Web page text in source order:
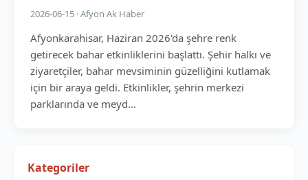
2026-06-15 · Afyon Ak Haber
Afyonkarahisar, Haziran 2026'da şehre renk
getirecek bahar etkinliklerini başlattı. Şehir halkı ve
ziyaretçiler, bahar mevsiminin güzelliğini kutlamak
için bir araya geldi. Etkinlikler, şehrin merkezi
parklarında ve meyd...
Kategoriler